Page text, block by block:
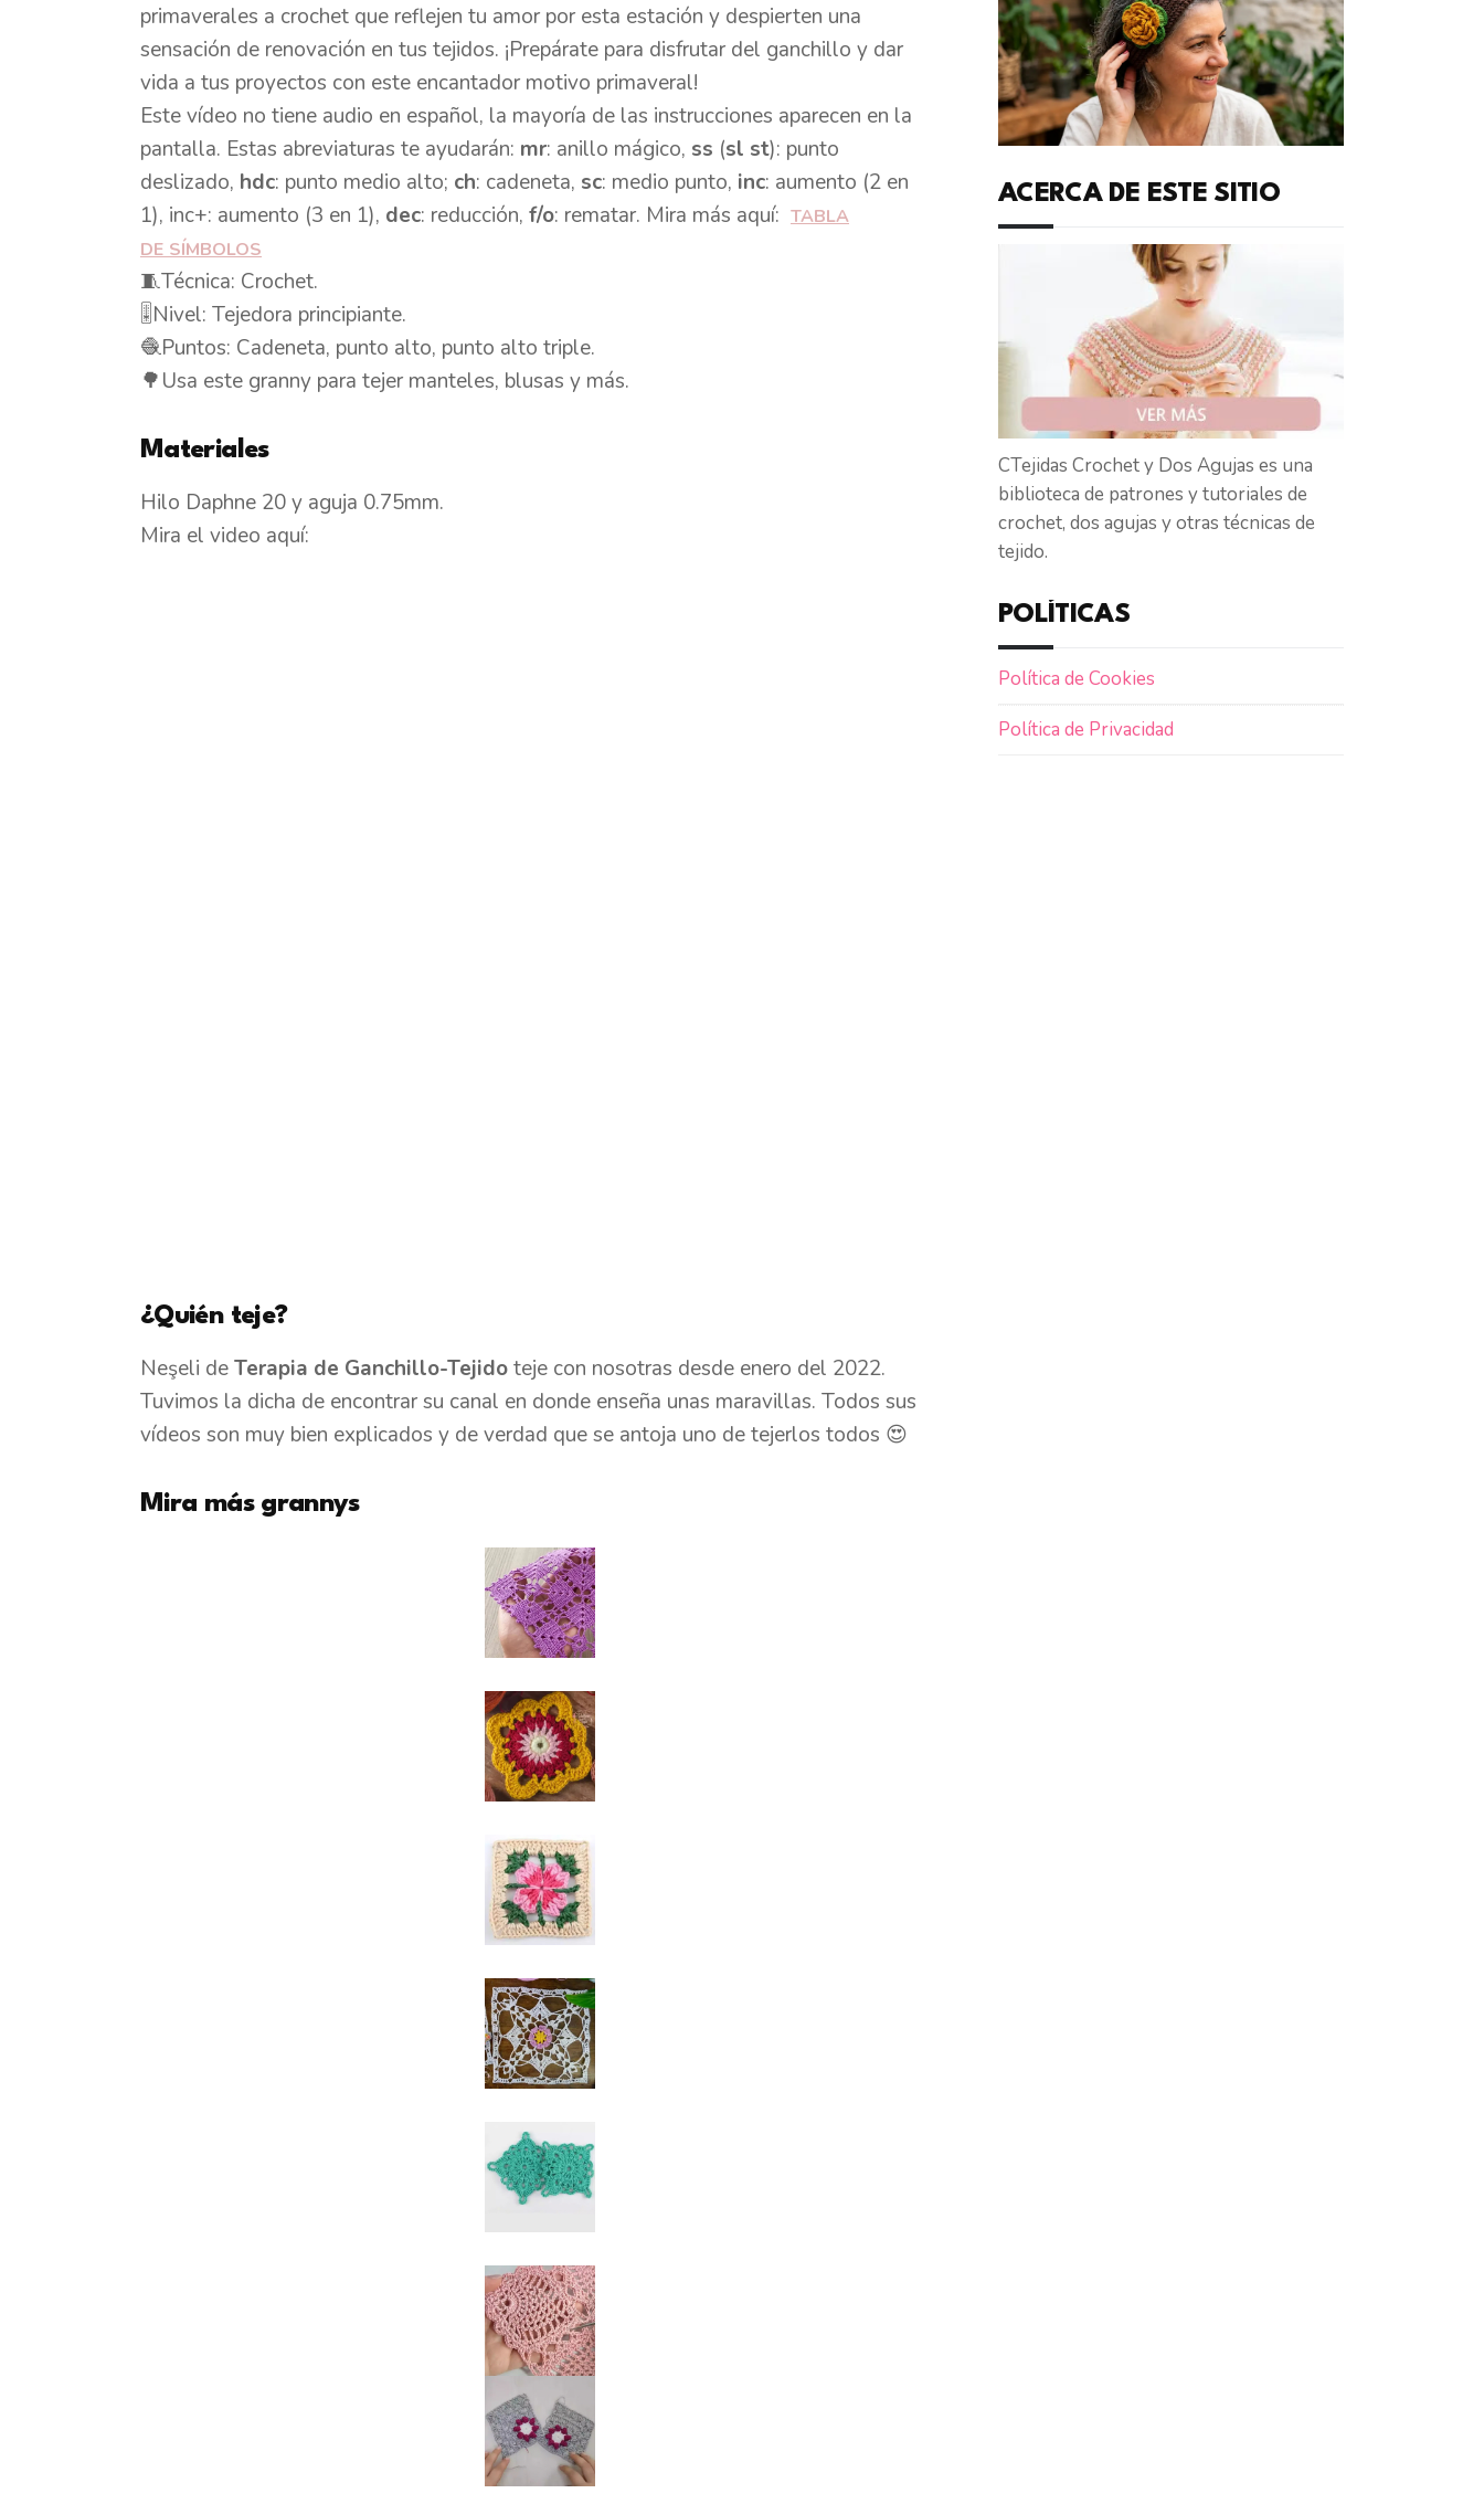
primaverales a crochet que reflejen tu amor por esta estación y despierten una
sensación de renovación en tus tejidos. ¡Prepárate para disfrutar del ganchillo y dar
vida a tus proyectos con este encantador motivo primaveral!
Este vídeo no tiene audio en español, la mayoría de las instrucciones aparecen en la
pantalla. Estas abreviaturas te ayudarán: mr: anillo mágico, ss (sl st): punto
deslizado, hdc: punto medio alto; ch: cadeneta, sc: medio punto, inc: aumento (2 en
1), inc+: aumento (3 en 1), dec: reducción, f/o: rematar. Mira más aquí: TABLA
DE SÍMBOLOS
🧵Técnica: Crochet.
🎚️Nivel: Tejedora principiante.
🧶Puntos: Cadeneta, punto alto, punto alto triple.
🌳Usa este granny para tejer manteles, blusas y más.
Materiales
Hilo Daphne 20 y aguja 0.75mm.
Mira el video aquí:
¿Quién teje?
Neşeli deTerapia de Ganchillo-Tejidoteje con nosotras desde enero del 2022.
Tuvimos la dicha de encontrar su canal en donde enseña unas maravillas. Todos sus
vídeos son muy bien explicados y de verdad que se antoja uno de tejerlos todos 😍
Mira más grannys
ACERCA DE ESTE SITIO
CTejidas Crochet y Dos Agujas es una
biblioteca de patrones y tutoriales de
crochet, dos agujas y otras técnicas de
tejido.
POLÍTICAS
Política de Cookies
Política de Privacidad